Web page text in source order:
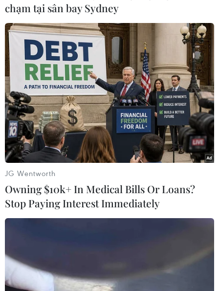
#Ngân hàng
#Ngân hàng Trung ương Ukraine
#Valeriya Gontareva
#IMF
#Quỹ Tiền tệ Quốc tế
Ukraine
chạm tại sân bay Sydney
JG Wentworth
Owning $10k+ In Medical Bills Or Loans?
Stop Paying Interest Immediately